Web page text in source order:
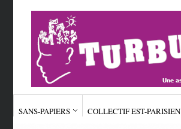
SANS-PAPIERS COLLECTIF EST-PARISIEN